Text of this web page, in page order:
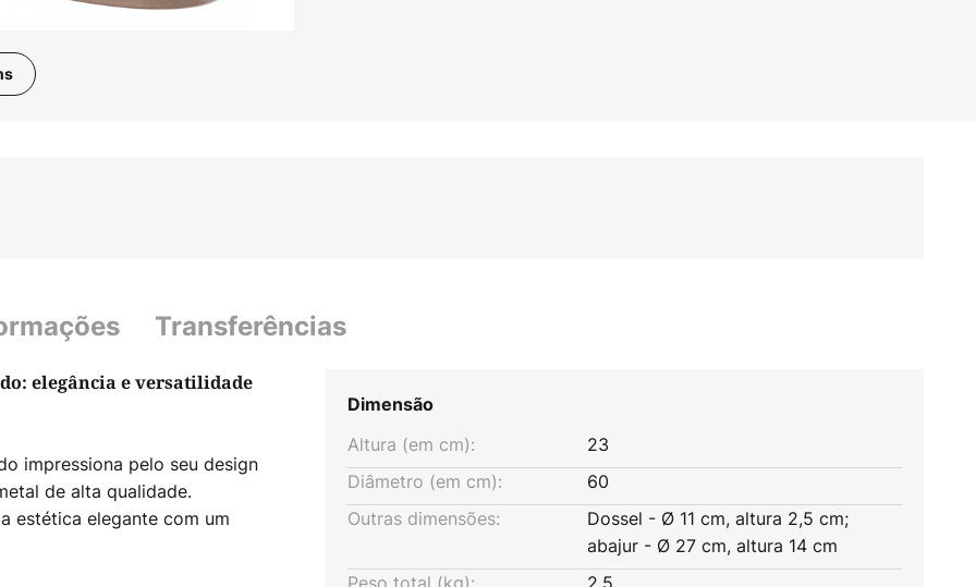
Transferências
elegância e versatilidade
impressiona pelo seu design
de alta qualidade.
estética elegante com um
com três lâmpadas
Dimensão
Altura (em cm):
23
Diâmetro (em cm):
60
Outras dimensões:
Dossel - Ø 11 cm, altura 2,5 cm;
abajur - Ø 27 cm, altura 14 cm